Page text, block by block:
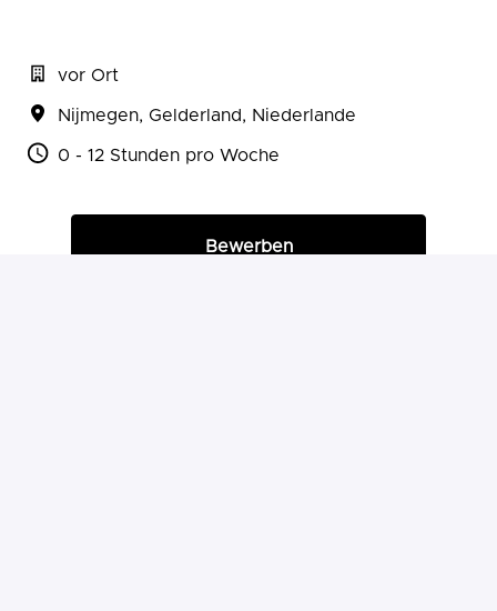
vor Ort
Nijmegen, Gelderland, Niederlande
0 - 12 Stunden pro Woche
Bewerben